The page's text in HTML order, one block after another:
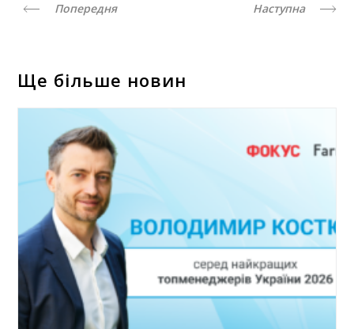
Попередня Наступна
Ще більше новин